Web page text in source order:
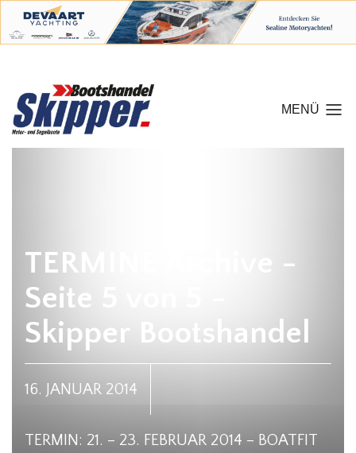
MENÜ
TERMINE Archive -
Seite 5 von 5 -
Skipper Bootshandel
16. JANUAR 2014
TERMIN: 21. – 23. FEBRUAR 2014 – BOATFIT